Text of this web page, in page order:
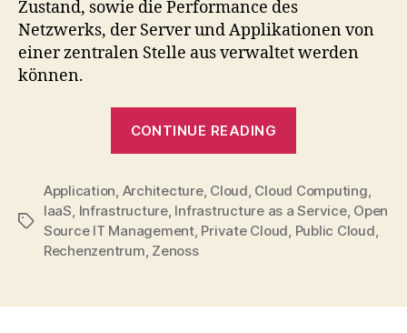
Management
Zustand, sowie die Performance des
Netzwerks, der Server und Applikationen von
einer zentralen Stelle aus verwaltet werden
können.
CONTINUE READING
Source
IT
Management”
Tags
Application, Architecture, Cloud, Cloud Computing,
IaaS, Infrastructure, Infrastructure as a Service, Open
Source IT Management, Private Cloud, Public Cloud,
Rechenzentrum, Zenoss